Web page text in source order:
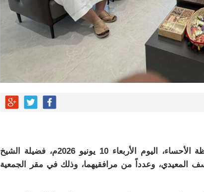
استقبلت الجمعية الخيرية لتحفيظ القرآن الكريم بمحافظة الأحساء، اليوم الأربعاء 10 يونيو 2026م، فضيلة الشيخ
المعيدي، وعدداً من مرافقيهما، وذلك في مقر الجمعية